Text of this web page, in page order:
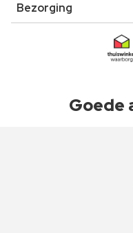
Bezorging
Goede